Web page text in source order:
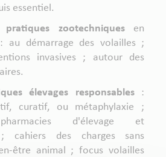
essentiel.
pratiques zootechniques en
au démarrage des volailles ;
invasives ; autour des
élevages responsables:
curatif, ou métaphylaxie ;
d'élevage et
; cahiers des charges sans
être animal ; focus volailles